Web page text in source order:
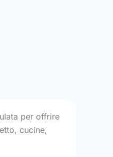
per offrire
cucine,